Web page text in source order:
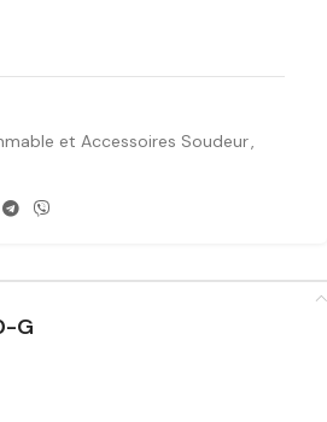
et Accessoires Soudeur,
G